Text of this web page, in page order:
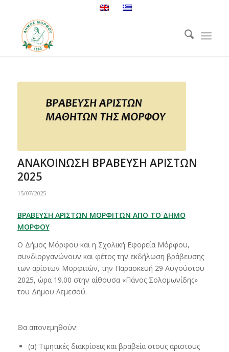
ΑΝΑΚΟΙΝΩΣΗ ΒΡΑΒΕΥΣΗ ΑΡΙΣΤΩΝ
2025
15/07/2025
ΒΡΑΒΕΥΣΗ ΑΡΙΣΤΩΝ ΜΟΡΦΙΤΩΝ ΑΠΟ ΤΟ ΔΗΜΟ
ΜΟΡΦΟΥ
Ο Δήμος Μόρφου και η Σχολική Εφορεία Μόρφου,
συνδιοργανώνουν και φέτος την εκδήλωση βράβευσης
των αρίστων Μορφιτών, την Παρασκευή 29 Αυγούστου
2025, ώρα 19.00 στην αίθουσα «Πάνος Σολομωνίδης»
του Δήμου Λεμεσού.
Θα απονεμηθούν:
(α) Τιμητικές διακρίσεις και βραβεία στους άριστους